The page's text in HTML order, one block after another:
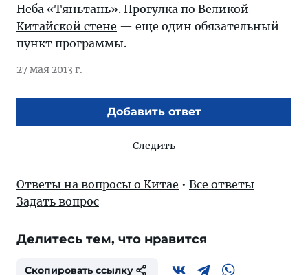
Неба «Тяньтань». Прогулка по Великой
Китайской стене — еще один обязательный
пункт программы.
27 мая 2013 г.
Добавить ответ
Следить
Ответы на вопросы о Китае • Все ответы
Задать вопрос
Делитесь тем, что нравится
Скопировать ссылку